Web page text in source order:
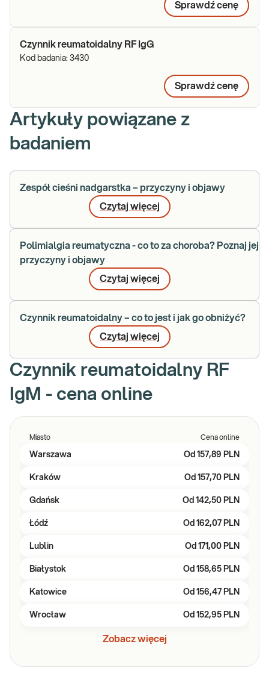
Sprawdź cenę
Czynnik reumatoidalny RF IgG
Kod badania: 3430
Sprawdź cenę
Artykuły powiązane z
badaniem
Zespół cieśni nadgarstka – przyczyny i objawy
Czytaj więcej
Polimialgia reumatyczna - co to za choroba? Poznaj jej
przyczyny i objawy
Czytaj więcej
Czynnik reumatoidalny – co to jest i jak go obniżyć?
Czytaj więcej
Czynnik reumatoidalny RF
IgM - cena online
Miasto Cena online
Warszawa Od 157,89 PLN
Kraków Od 157,70 PLN
Gdańsk Od 142,50 PLN
Łódź Od 162,07 PLN
Lublin Od 171,00 PLN
Białystok Od 158,65 PLN
Katowice Od 156,47 PLN
Wrocław Od 152,95 PLN
Zobacz więcej